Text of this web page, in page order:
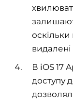
В iOS 17
доступу